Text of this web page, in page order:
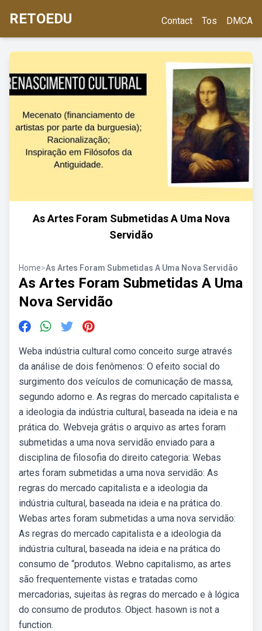
RETOEDU Contact Tos DMCA
As Artes Foram Submetidas A Uma Nova
Servidão
Home>As Artes Foram Submetidas A Uma Nova Servidão
As Artes Foram Submetidas A Uma
Nova Servidão
Weba indústria cultural como conceito surge através
da análise de dois fenômenos: O efeito social do
surgimento dos veículos de comunicação de massa,
segundo adorno e. As regras do mercado capitalista e
a ideologia da indústria cultural, baseada na ideia e na
prática do. Webveja grátis o arquivo as artes foram
submetidas a uma nova servidão enviado para a
disciplina de filosofia do direito categoria: Webas
artes foram submetidas a uma nova servidão: As
regras do mercado capitalista e a ideologia da
indústria cultural, baseada na ideia e na prática do.
Webas artes foram submetidas a uma nova servidão:
As regras do mercado capitalista e a ideologia da
indústria cultural, baseada na ideia e na prática do
consumo de “produtos. Webno capitalismo, as artes
são frequentemente vistas e tratadas como
mercadorias, sujeitas às regras do mercado e à lógica
do consumo de produtos. Object. hasown is not a
function.